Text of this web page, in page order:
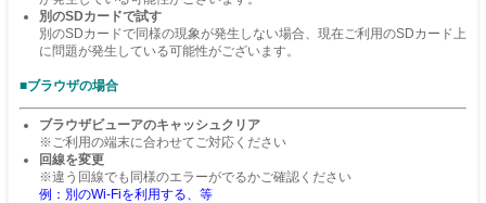
別のSDカードで試す
別のSDカードで同様の現象が発生しない場合、現在ご利用のSDカード上
に問題が発生している可能性がございます。
■ブラウザの場合
ブラウザビューアのキャッシュクリア
※ご利用の端末に合わせてご対応ください
回線を変更
※違う回線でも同様のエラーがでるかご確認ください
例：別のWi-Fiを利用する、等